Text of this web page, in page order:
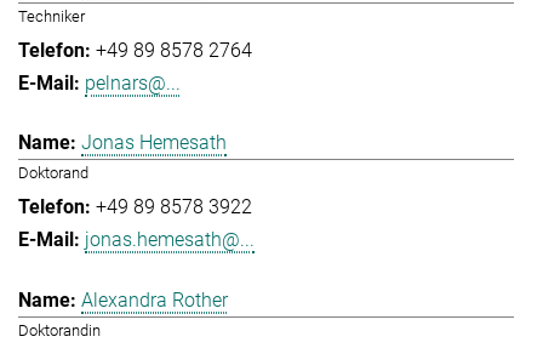
Techniker
+49 89 8578 2764
pelnars@...
Jonas Hemesath
Doktorand
+49 89 8578 3922
jonas.hemesath@...
Alexandra Rother
Doktorandin